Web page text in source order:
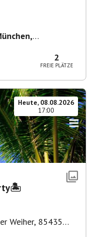
2
FREIE PLÄTZE
Heute, 08.08.2026
17:00
Weiher, 85435